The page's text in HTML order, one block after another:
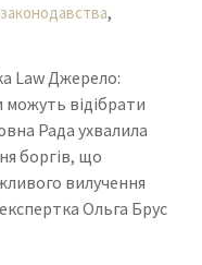
,
Law Джерело:
відібрати
Рада ухвалила
боргів, що
вилучення
Ольга Брус